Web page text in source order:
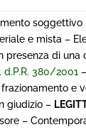
soggettivo
e mista –
presenza di
d.P.R. 380/2001
e
giudizio –
–